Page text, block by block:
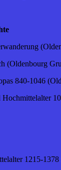
(Oldenbourg
840-1046
1215-